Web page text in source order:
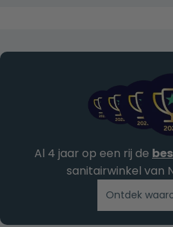
Al 4 jaar op een rij de
sanitairwinkel van
Ontdek